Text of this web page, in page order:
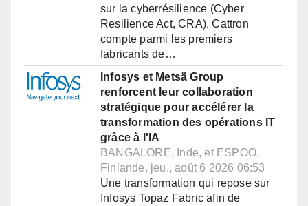
sur la cyberrésilience (Cyber
Resilience Act, CRA), Cattron
compte parmi les premiers
fabricants de…
Infosys et Metsä Group
renforcent leur collaboration
stratégique pour accélérer la
transformation des opérations IT
grâce à l'IA
BANGALORE, Inde, et ESPOO,
Finlande, jeu., août 6 2026 06:53
Une transformation qui repose sur
Infosys Topaz Fabric afin de